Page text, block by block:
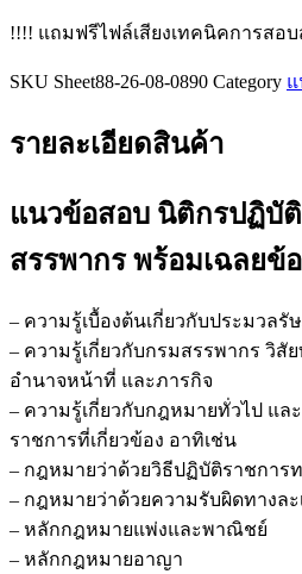
!!!! แถมฟรีไฟล์เสียงเทคนิคการสอ
SKU Sheet88-26-08-0890 Category
รายละเอียดสินค้า
แนวข้อสอบ นิติกรปฏิบั
สรรพากรพร้อมเฉลยข้
– ความรู้เบื้องต้นเกี่ยวกับประมวลรั
– ความรู้เกี่ยวกับกรมสรรพากร วิสั
อำนาจหน้าที่ และภารกิจ
– ความรู้เกี่ยวกับกฎหมายทั่วไป แ
ราชการที่เกี่ยวข้อง อาทิเช่น
– กฎหมายว่าด้วยวิธีปฏิบัติราชการ
– กฎหมายว่าด้วยความรับผิดทางละ
– หลักกฎหมายแพ่งและพาณิชย์
– หลักกฎหมายอาญา